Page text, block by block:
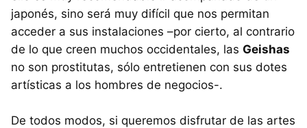
japonés, sino será muy difícil que nos permitan
acceder a sus instalaciones –por cierto, al contrario
de lo que creen muchos occidentales, las Geishas
no son prostitutas, sólo entretienen con sus dotes
artísticas a los hombres de negocios-.
De todos modos, si queremos disfrutar de las artes